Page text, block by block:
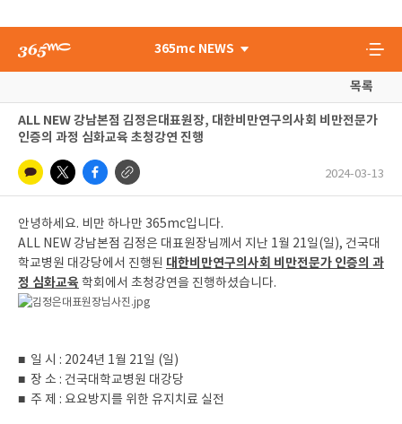
365mc NEWS
목록
ALL NEW 강남본점 김정은대표원장, 대한비만연구의사회 비만전문가
인증의 과정 심화교육 초청강연 진행
2024-03-13
안녕하세요. 비만 하나만 365mc입니다.
ALL NEW 강남본점 김정은 대표원장님께서 지난 1월 21일(일), 건국대
학교병원 대강당에서 진행된 대한비만연구의사회 비만전문가 인증의 과
정 심화교육 학회에서 초청강연을 진행하셨습니다.
■ 일 시 : 2024년 1월 21일 (일)
■ 장 소 : 건국대학교병원 대강당
■ 주 제 : 요요방지를 위한 유지치료 실전